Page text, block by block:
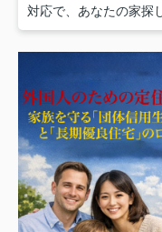
対応で、あなたの家探